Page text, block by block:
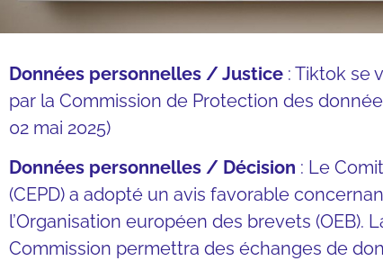
Données personnelles / Justice : Tiktok se
par la Commission de Protection des
02 mai 2025)
Données personnelles / Décision : Le
(CEPD) a adopté un avis favorable
l’Organisation européen des brevets (OEB).
Commission permettra des échanges de